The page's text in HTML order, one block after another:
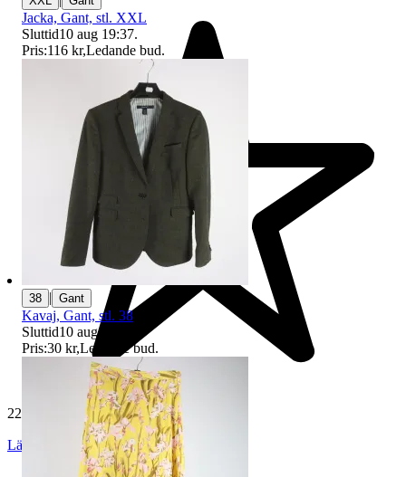
229 348 omdömen
Läs omdömen Följ
Jacka, Gant, stl. XXL
Sluttid10 aug 19:37.
Pris:116 kr,Ledande bud.
38 | Gant
Kavaj, Gant, stl. 38
Sluttid10 aug 18:41
Pris:30 kr,Ledande bud.